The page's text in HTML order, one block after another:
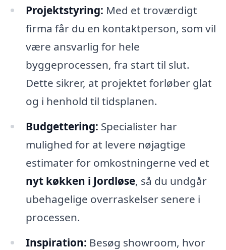
Projektstyring: Med et troværdigt
firma får du en kontaktperson, som vil
være ansvarlig for hele
byggeprocessen, fra start til slut.
Dette sikrer, at projektet forløber glat
og i henhold til tidsplanen.
Budgettering: Specialister har
mulighed for at levere nøjagtige
estimater for omkostningerne ved et
nyt køkken i Jordløse, så du undgår
ubehagelige overraskelser senere i
processen.
Inspiration: Besøg showroom, hvor